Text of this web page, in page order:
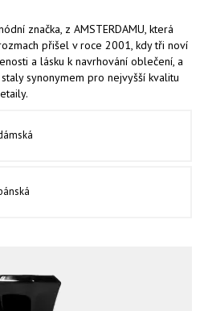
značka, z AMSTERDAMU, která
přišel v roce 2001, kdy tři noví
a lásku k navrhování oblečení, a
synonymem pro nejvyšší kvalitu